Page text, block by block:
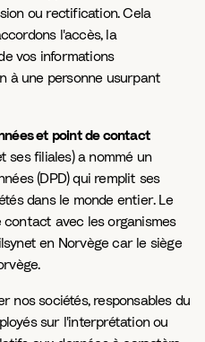
ou rectification. Cela
l'accès, la
vos informations
à une personne usurpant
et point de contact
ses filiales) a nommé un
(DPD) qui remplit ses
dans le monde entier. Le
avec les organismes
en Norvège car le siège
nos sociétés, responsables du
sur l'interprétation ou